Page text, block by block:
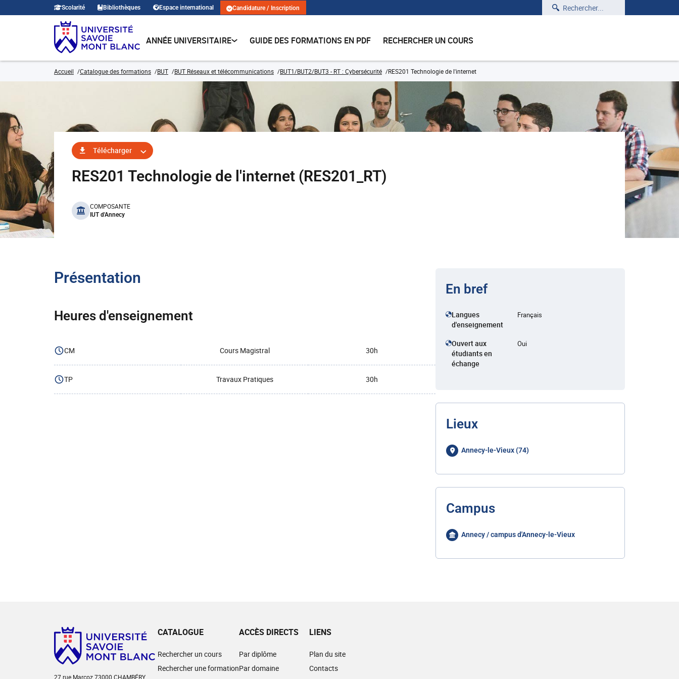
Scolarité Bibliothèques Espace international Candidature / Inscription Rechercher
ANNÉE UNIVERSITAIRE GUIDE DES FORMATIONS EN PDF RECHERCHER UN COURS
Accueil Catalogue des formations BUT BUT Réseaux et télécommunications BUT1/BUT2/BUT3 - RT : Cybersécurité RES201 Technologie de l'internet
Télécharger
RES201 Technologie de l'internet (RES201_RT)
benefits
COMPOSANTE
IUT d'Annecy
Présentation
Heures d'enseignement
CM Cours Magistral 30h
TP Travaux Pratiques 30h
En bref
Langues
d'enseignement
Français
Ouvert aux
étudiants en
échange
Oui
Lieux
Annecy-le-Vieux (74)
Campus
Annecy / campus d'Annecy-le-Vieux
27 rue Marcoz 73000 CHAMBÉRY
CATALOGUE
Rechercher un cours
Rechercher une formation
ACCÈS DIRECTS
Par diplôme
Par domaine
LIENS
Plan du site
Contacts